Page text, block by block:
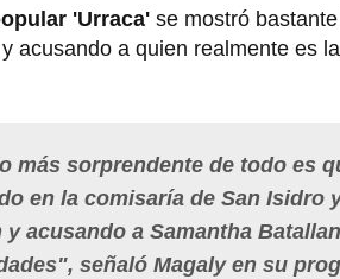
'Urraca' se mostró
y acusando a quien realmente es
más sorprendente de todo es
en la comisaría de San Isidro
acusando a Samantha
señaló Magaly en su